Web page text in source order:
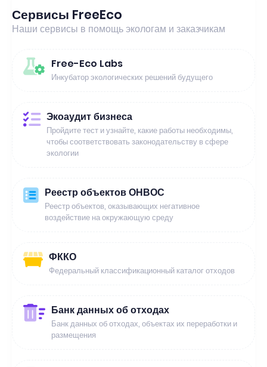
Сервисы FreeEco
Наши сервисы в помощь экологам и заказчикам
Free-Eco Labs
Инкубатор экологических решений будущего
Экоаудит бизнеса
Пройдите тест и узнайте, какие работы необходимы,
чтобы соответствовать законодательству в сфере
экологии
Реестр объектов ОНВОС
Реестр объектов, оказывающих негативное
воздействие на окружающую среду
ФККО
Федеральный классификационный каталог отходов
Банк данных об отходах
Банк данных об отходах, объектах их переработки и
размещения